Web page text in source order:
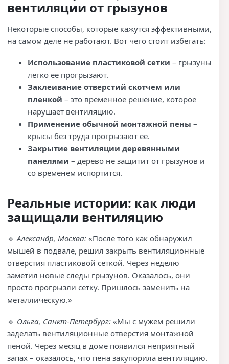
вентиляции от грызунов
Некоторые способы, которые кажутся эффективными,
на самом деле не работают. Вот чего стоит избегать:
Использование пластиковой сетки – грызуны
легко ее прогрызают.
Заклеивание отверстий скотчем или
пленкой – это временное решение, которое
нарушает вентиляцию.
Применение обычной монтажной пены –
крысы без труда прогрызают ее.
Закрытие вентиляции деревянными
панелями – дерево не защитит от грызунов и
со временем испортится.
Реальные истории: как люди
защищали вентиляцию
🔹Александр, Москва: «После того как обнаружил
мышей в подвале, решил закрыть вентиляционные
отверстия пластиковой сеткой. Через неделю
заметил новые следы грызунов. Оказалось, они
просто прогрызли сетку. Пришлось заменить на
металлическую.»
🔹 Ольга, Санкт-Петербург: «Мы с мужем решили
заделать вентиляционные отверстия монтажной
пеной. Через месяц в доме появился неприятный
запах – оказалось, что пена закупорила вентиляцию.